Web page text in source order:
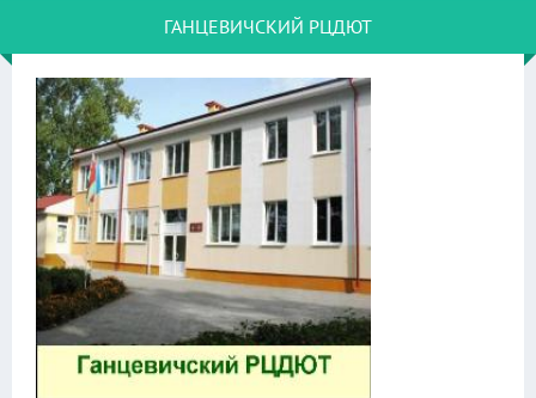
ГАНЦЕВИЧСКИЙ РЦДЮТ